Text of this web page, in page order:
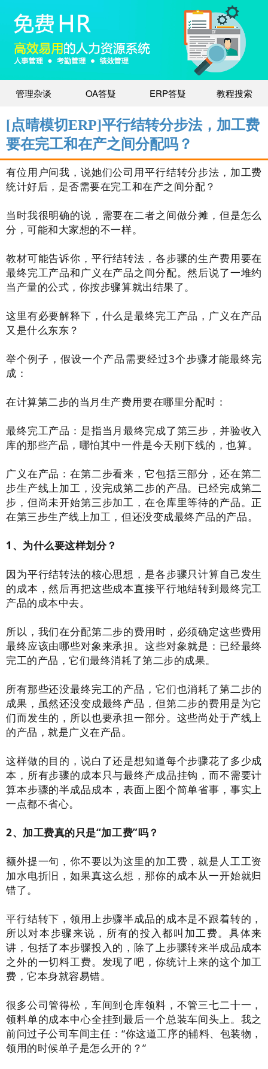
管理杂谈 OA答疑 ERP答疑 教程搜索
[点晴模切ERP]平行结转分步法，加工费
要在完工和在产之间分配吗？
有位用户问我，说她们公司用平行结转分步法，加工费
统计好后，是否需要在完工和在产之间分配？
当时我很明确的说，需要在二者之间做分摊，但是怎么
分，可能和大家想的不一样。
教材可能告诉你，平行结转法，各步骤的生产费用要在
最终完工产品和广义在产品之间分配。然后说了一堆约
当产量的公式，你按步骤算就出结果了。
这里有必要解释下，什么是最终完工产品，广义在产品
又是什么东东？
举个例子，假设一个产品需要经过3个步骤才能最终完
成：
在计算第二步的当月生产费用要在哪里分配时：
最终完工产品：是指当月最终完成了第三步，并验收入
库的那些产品，哪怕其中一件是今天刚下线的，也算。
广义在产品：在第二步看来，它包括三部分，还在第二
步生产线上加工，没完成第二步的产品。已经完成第二
步，但尚未开始第三步加工，在仓库里等待的产品。正
在第三步生产线上加工，但还没变成最终产品的产品。
1、为什么要这样划分？
因为平行结转法的核心思想，是各步骤只计算自己发生
的成本，然后再把这些成本直接平行地结转到最终完工
产品的成本中去。
所以，我们在分配第二步的费用时，必须确定这些费用
最终应该由哪些对象来承担。这些对象就是：已经最终
完工的产品，它们最终消耗了第二步的成果。
所有那些还没最终完工的产品，它们也消耗了第二步的
成果，虽然还没变成最终产品，但第二步的费用是为它
们而发生的，所以也要承担一部分。这些尚处于产线上
的产品，就是广义在产品。
这样做的目的，说白了还是想知道每个步骤花了多少成
本，所有步骤的成本只与最终产成品挂钩，而不需要计
算本步骤的半成品成本，表面上图个简单省事，事实上
一点都不省心。
2、加工费真的只是“加工费”吗？
额外提一句，你不要以为这里的加工费，就是人工工资
加水电折旧，如果真这么想，那你的成本从一开始就归
错了。
平行结转下，领用上步骤半成品的成本是不跟着转的，
所以对本步骤来说，所有的投入都叫加工费。具体来
讲，包括了本步骤投入的，除了上步骤转来半成品成本
之外的一切料工费。发现了吧，你统计上来的这个加工
费，它本身就容易错。
很多公司管得松，车间到仓库领料，不管三七二十一，
领料单的成本中心全挂到最后一个总装车间头上。我之
前问过子公司车间主任：“你这道工序的辅料、包装物，
领用的时候单子是怎么开的？”